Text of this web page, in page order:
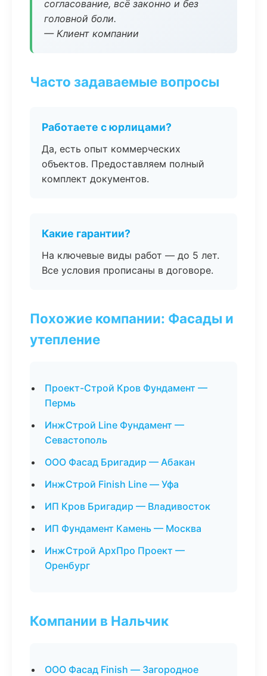
согласование, всё законно и без
головной боли.
— Клиент компании
Часто задаваемые вопросы
Работаете с юрлицами?
Да, есть опыт коммерческих
объектов. Предоставляем полный
комплект документов.
Какие гарантии?
На ключевые виды работ — до 5 лет.
Все условия прописаны в договоре.
Похожие компании: Фасады и
утепление
Проект-Строй Кров Фундамент —
Пермь
ИнжСтрой Line Фундамент —
Севастополь
ООО Фасад Бригадир — Абакан
ИнжСтрой Finish Line — Уфа
ИП Кров Бригадир — Владивосток
ИП Фундамент Камень — Москва
ИнжСтрой АрхПро Проект —
Оренбург
Компании в Нальчик
ООО Фасад Finish — Загородное